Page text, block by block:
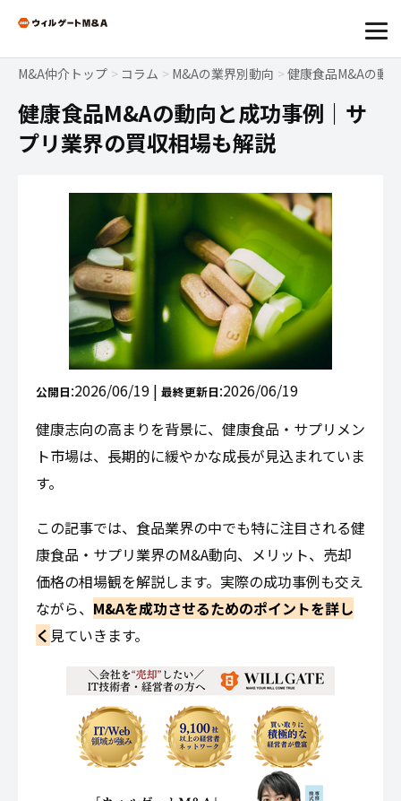
M&A仲介トップ コラム M&Aの業界別動向 健康食品M&Aの動
健康食品M&Aの動向と成功事例｜サ
プリ業界の買収相場も解説
公開日:2026/06/19 | 最終更新日:2026/06/19
健康志向の高まりを背景に、健康食品・サプリメン
ト市場は、長期的に緩やかな成長が見込まれていま
す。
この記事では、食品業界の中でも特に注目される健
康食品・サプリ業界のM&A動向、メリット、売却
価格の相場観を解説します。実際の成功事例も交え
ながら、 M&Aを成功させるためのポイントを詳し
く 見ていきます。